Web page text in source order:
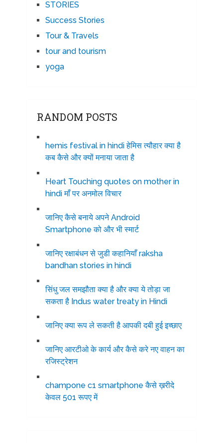
STORIES
Success Stories
Tour & Travels
tour and tourism
yoga
RANDOM POSTS
hemis festival in hindi हेमिस त्यौहार क्या है
कब कैसे और क्यों मनाया जाता है
Heart Touching quotes on mother in
hindi माँ पर अनमोल विचार
जानिए कैसे बनाये अपने Android
Smartphone को और भी स्मार्ट
जानिए रक्षाबंधन से जुडी कहानियाँ raksha
bandhan stories in hindi
सिंधु जल समझौता क्या है और क्या ये तोड़ा जा
सकता है Indus water treaty in Hindi
जानिए क्या रूप ले सकती है आपकी दबी हुई इच्छाए
जानिए आरटीओ के कार्य और कैसे करे नए वाहन का
रजिस्ट्रेशन
champone c1 smartphone कैसे ख़रीदे
केवल 501 रूपए में